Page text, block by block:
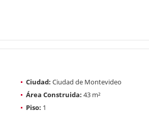
Ciudad: Ciudad de Montevideo
Área Construida: 43 m²
Piso: 1